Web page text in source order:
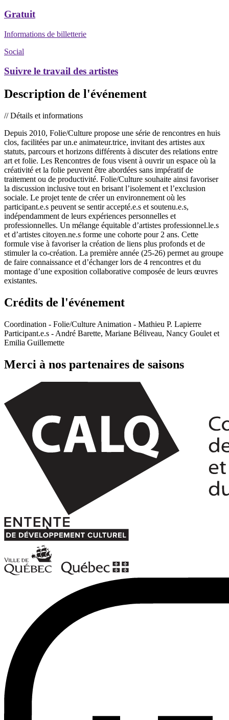
Gratuit
Informations de billetterie
Social
Suivre le travail des artistes
Description de l'événement
// Détails et informations
Depuis 2010, Folie/Culture propose une série de rencontres en huis
clos, facilitées par un.e animateur.trice, invitant des artistes aux
statuts, parcours et horizons différents à discuter des relations entre
art et folie. Les Rencontres de fous visent à ouvrir un espace où la
créativité et la folie peuvent être abordées sans impératif de
traitement ou de productivité. Folie/Culture souhaite ainsi favoriser
la discussion inclusive tout en brisant l’isolement et l’exclusion
sociale. Le projet tente de créer un environnement où les
participant.e.s peuvent se sentir accepté.e.s et soutenu.e.s,
indépendamment de leurs expériences personnelles et
professionnelles. Un mélange équitable d’artistes professionnel.le.s
et d’artistes citoyen.ne.s forme une cohorte pour 2 ans. Cette
formule vise à favoriser la création de liens plus profonds et de
stimuler la co-création. La première année (25-26) permet au groupe
de faire connaissance et d’échanger lors de 4 rencontres et du
montage d’une exposition collaborative composée de leurs œuvres
existantes.
Crédits de l'événement
Coordination - Folie/Culture Animation - Mathieu P. Lapierre
Participant.e.s - André Barette, Mariane Béliveau, Nancy Goulet et
Emilia Guillemette
Merci à nos partenaires de saisons